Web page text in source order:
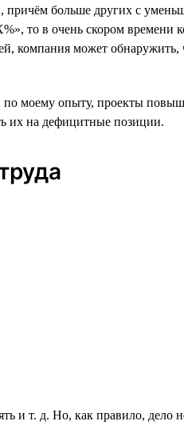
причём больше других с
то в очень скором времени
компания может обнаружить,
моему опыту, проекты
их на дефицитные позиции.
и т. д. Но, как правило, дело